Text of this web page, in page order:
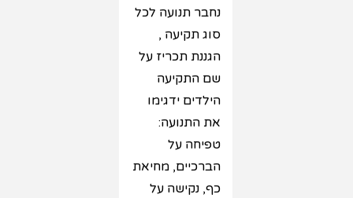
נחבר תנועה לכל
סוג תקיעה ,
הגננת תכריז על
שם התקיעה
הילדים ידגימו
את התנועה:
טפיחה על
הברכיים, מחיאת
כף, נקישה על